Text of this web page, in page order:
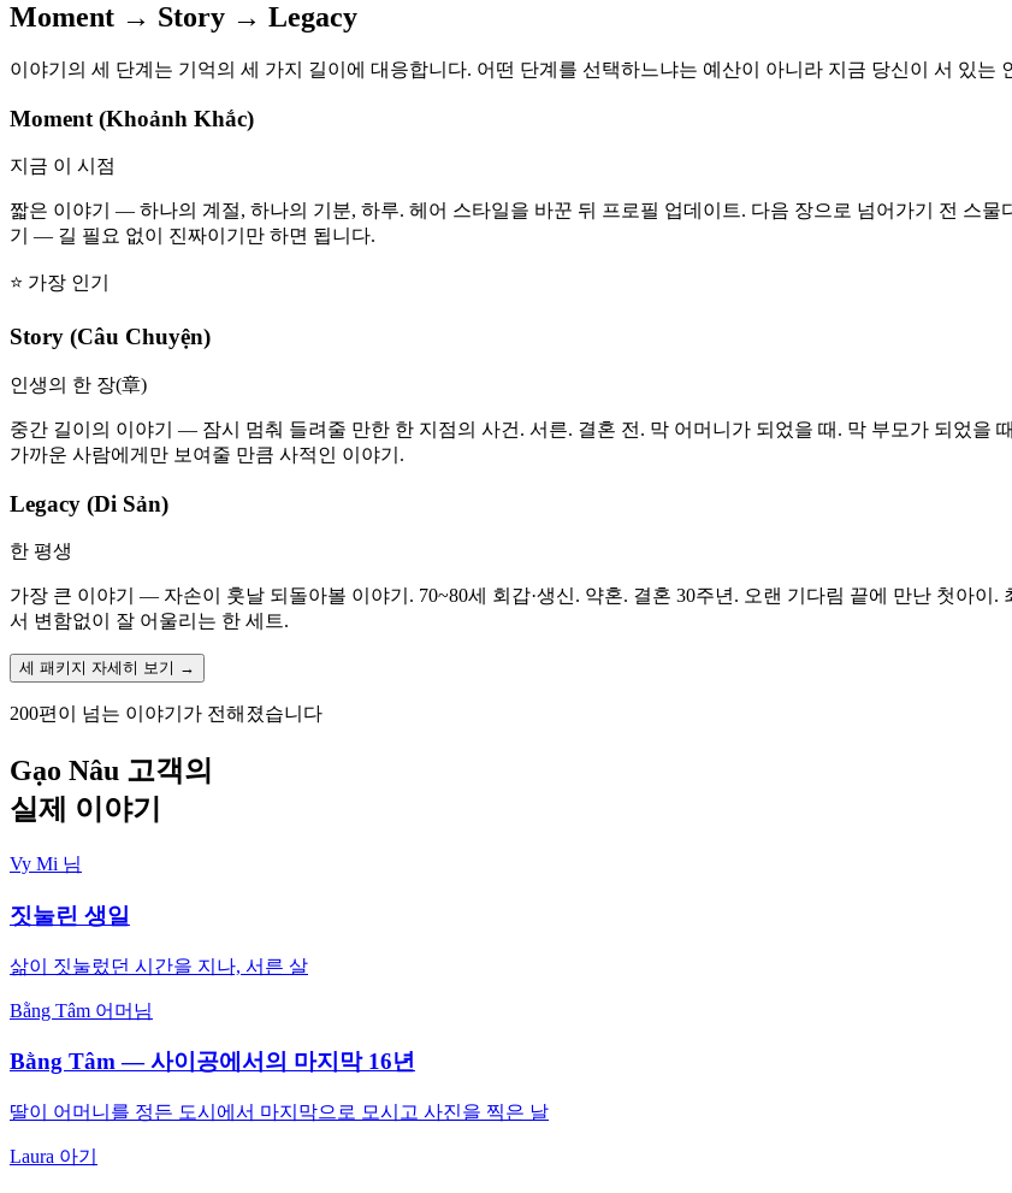
Moment → Story → Legacy
이야기의 세 단계는 기억의 세 가지 길이에 대응합니다. 어떤 단계를 선택하느냐는 예산이 아니라 지금 당신이 서 있는
Moment (Khoảnh Khắc)
지금 이 시점
짧은 이야기 — 하나의 계절, 하나의 기분, 하루. 헤어 스타일을 바꾼 뒤 프로필 업데이트. 다음 장으로 넘어가기 전 스
기 — 길 필요 없이 진짜이기만 하면 됩니다.
⭐ 가장 인기
Story (Câu Chuyện)
인생의 한 장(章)
중간 길이의 이야기 — 잠시 멈춰 들려줄 만한 한 지점의 사건. 서른. 결혼 전. 막 어머니가 되었을 때. 막 부모가 되었을
가까운 사람에게만 보여줄 만큼 사적인 이야기.
Legacy (Di Sản)
한 평생
가장 큰 이야기 — 자손이 훗날 되돌아볼 이야기. 70~80세 회갑·생신. 약혼. 결혼 30주년. 오랜 기다림 끝에 만난 첫아이
서 변함없이 잘 어울리는 한 세트.
세 패키지 자세히 보기 →
200편이 넘는 이야기가 전해졌습니다
Gạo Nâu 고객의
실제 이야기
Vy Mi 님
짓눌린 생일
삶이 짓눌렀던 시간을 지나, 서른 살
Bằng Tâm 어머님
Bằng Tâm — 사이공에서의 마지막 16년
딸이 어머니를 정든 도시에서 마지막으로 모시고 사진을 찍은 날
Laura 아기